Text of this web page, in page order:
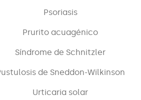
Psoriasis
Prurito acuagénico
Síndrome de Schnitzler
de Sneddon-Wilkinson
Urticaria solar